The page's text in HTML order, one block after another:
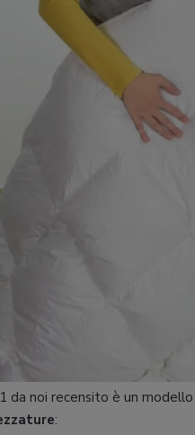
da noi recensito è un modello
: